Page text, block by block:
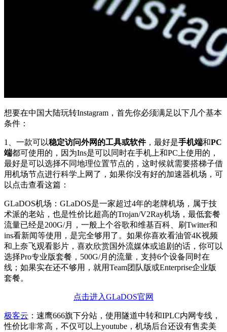
想要在中国大陆玩转Instagram，首先你必须满足以下几个基本
条件：
1、一款可以稳定访问外网的工具或软件，最好是手机端和PC
端都可使用的，因为Ins是可以同时在手机上和PC上使用的，
最好是可以选择不同地理位置节点的，这时候就需要搭梯子借
用机场节点进行科学上网了，如果你没有好的加速器机场，可
以点击查看这篇：
GLaDOS机场：GLaDOS是一家超过4年的老牌机场，属于技
术派的老站，也是性价比超高的Trojan/V2Ray机场，最低套餐
流量已经是200G/月，一般上个谷歌和维基百科、刷Twitter和
ins看新闻等使用，是完全够用了。如果你喜欢看油管4K视频
和上奈飞观看影片，喜欢欣赏国外流媒体或追剧的话，你可以
选择Pro专业版套餐，500G/月的流量，支持6个设备同时在
线；如果实在还不够用，就用Team团队版或Enterprise企业版
套餐。
点击进入GLaDOS官网
极客云 ：速鹰666旗下分站，使用隧道中转和IPLC内网专线，
性价比非常高，不仅可以上youtube，机场后台还设有售卖美